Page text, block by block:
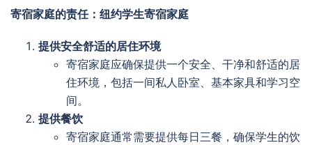
寄宿家庭的责任：纽约学生寄宿家庭
提供安全舒适的居住环境
寄宿家庭应确保提供一个安全、干净和舒适的居
住环境，包括一间私人卧室、基本家具和学习空
间。
提供餐饮
寄宿家庭通常需要提供每日三餐，确保学生的饮